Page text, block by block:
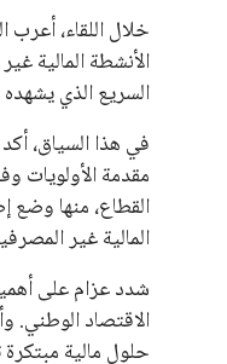
خلال اللقاء، أعرب
الأنشطة المالية
السريع الذي
في هذا السياق،
المالية غير
شدد عزام على
الاقتصاد الوطني.
حلول مالية مبتكرة